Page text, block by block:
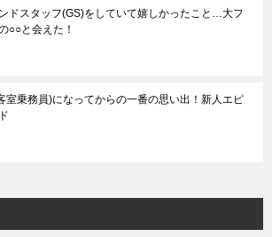
ドスタッフ(GS)をしていて嬉しかったこと…大フ
○○と会えた！
室乗務員)になってからの一番の思い出！新人エピ